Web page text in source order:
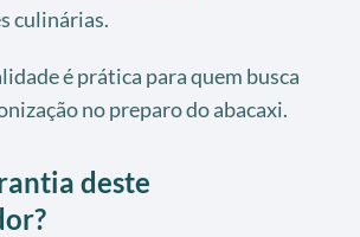
culinárias.
é prática para quem busca
no preparo do abacaxi.
deste